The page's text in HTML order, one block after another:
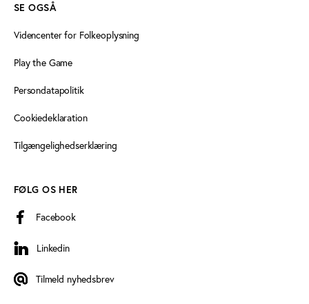
SE OGSÅ
Videncenter for Folkeoplysning
Play the Game
Persondatapolitik
Cookiedeklaration
Tilgængelighedserklæring
FØLG OS HER
Facebook
Linkedin
Linkedin
Tilmeld nyhedsbrev
Tilmeld nyhedsbrev